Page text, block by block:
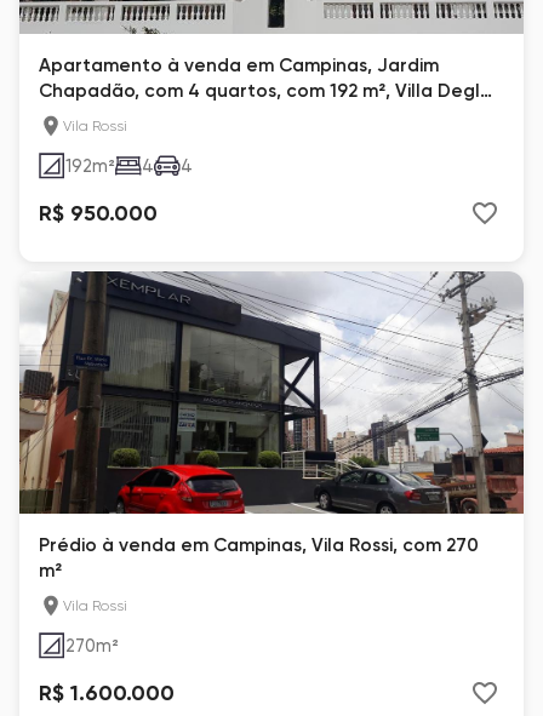
Apartamento à venda em Campinas, Jardim
Chapadão, com 4 quartos, com 192 m², Villa Degl
ArchiVila Rossi
192m² 4 4
R$ 950.000
Prédio à venda em Campinas, Vila Rossi, com 270
m²
Vila Rossi
270m²
R$ 1.600.000